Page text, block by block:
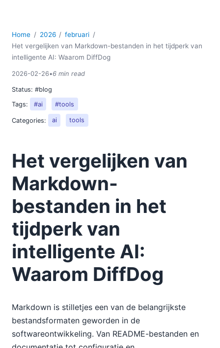
Home 2026
februari
Het vergelijken van Markdown-bestanden in het tijdperk van
intelligente AI: Waarom DiffDog
2026-02-26•6 min read
Status: #blog
Tags:
#ai #tools
Categories: ai tools
Het vergelijken van
Markdown-
bestanden in het
tijdperk van
intelligente AI:
Waarom DiffDog
Markdown is stilletjes een van de belangrijkste
bestandsformaten geworden in de
softwareontwikkeling. Van README-bestanden en